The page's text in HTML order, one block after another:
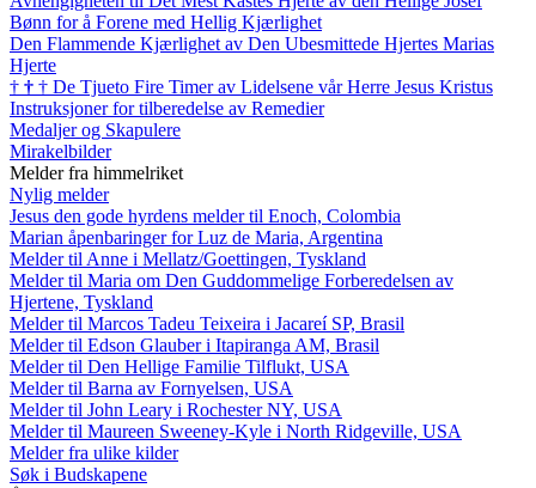
Bønn for å Forene med Hellig Kjærlighet
Den Flammende Kjærlighet av Den Ubesmittede Hjertes Marias
Hjerte
† † † De Tjueto Fire Timer av Lidelsene vår Herre Jesus Kristus
Instruksjoner for tilberedelse av Remedier
Medaljer og Skapulere
Mirakelbilder
Melder fra himmelriket
Nylig melder
Jesus den gode hyrdens melder til Enoch, Colombia
Marian åpenbaringer for Luz de Maria, Argentina
Melder til Anne i Mellatz/Goettingen, Tyskland
Melder til Maria om Den Guddommelige Forberedelsen av
Hjertene, Tyskland
Melder til Marcos Tadeu Teixeira i Jacareí SP, Brasil
Melder til Edson Glauber i Itapiranga AM, Brasil
Melder til Den Hellige Familie Tilflukt, USA
Melder til Barna av Fornyelsen, USA
Melder til John Leary i Rochester NY, USA
Melder til Maureen Sweeney-Kyle i North Ridgeville, USA
Melder fra ulike kilder
Søk i Budskapene